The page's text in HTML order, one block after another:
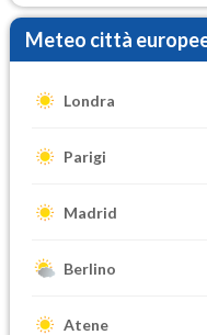
Meteo città
Londra
Parigi
Madrid
Berlino
Atene